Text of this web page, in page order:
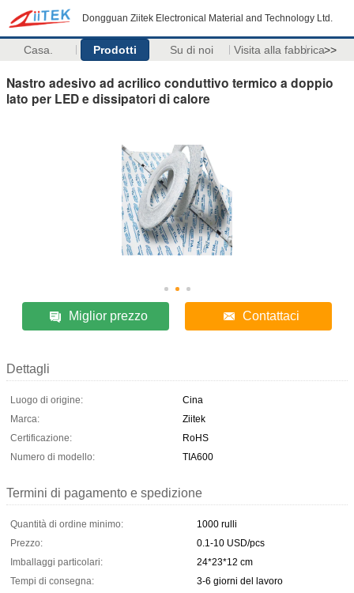
Dongguan Ziitek Electronical Material and Technology Ltd.
Casa. Prodotti Su di noi Visita alla fabbrica>>
Nastro adesivo ad acrilico conduttivo termico a doppio
lato per LED e dissipatori di calore
Miglior prezzo Contattaci
Dettagli
Luogo di origine:
Cina
Marca:
Ziitek
Certificazione:
RoHS
Numero di modello:
TIA600
Termini di pagamento e spedizione
Quantità di ordine minimo:
1000 rulli
Prezzo:
0.1-10 USD/pcs
Imballaggi particolari:
24*23*12 cm
Tempi di consegna:
3-6 giorni del lavoro